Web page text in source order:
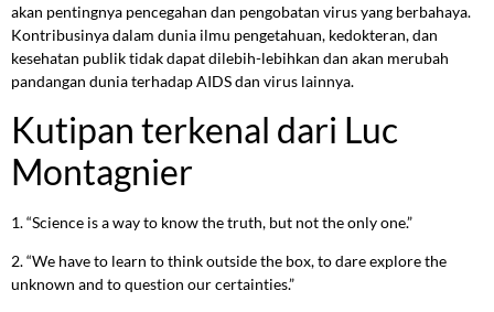
akan pentingnya pencegahan dan pengobatan virus yang berbahaya.
Kontribusinya dalam dunia ilmu pengetahuan, kedokteran, dan
kesehatan publik tidak dapat dilebih-lebihkan dan akan merubah
pandangan dunia terhadap AIDS dan virus lainnya.
Kutipan terkenal dari Luc
Montagnier
1. “Science is a way to know the truth, but not the only one.”
2. “We have to learn to think outside the box, to dare explore the
unknown and to question our certainties.”